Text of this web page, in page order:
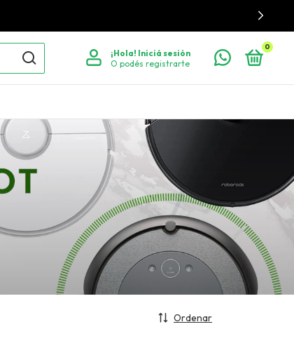
¡Hola! Iniciá sesión
O podés registrarte
0
Ordenar